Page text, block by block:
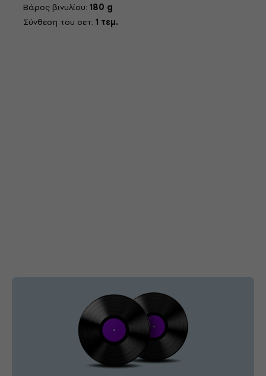
Βάρος βινυλίου: 180 g
Σύνθεση του σετ: 1 τεμ.